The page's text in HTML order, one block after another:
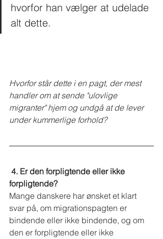
hvorfor han vælger at udelade
alt dette.
Hvorfor står dette i en pagt, der mest
handler om at sende "ulovlige
migranter" hjem og undgå at de lever
under kummerlige forhold?
4. Er den forpligtende eller ikke
forpligtende?
Mange danskere har ønsket et klart
svar på, om migrationspagten er
bindende eller ikke bindende, og om
den er forpligtende eller ikke